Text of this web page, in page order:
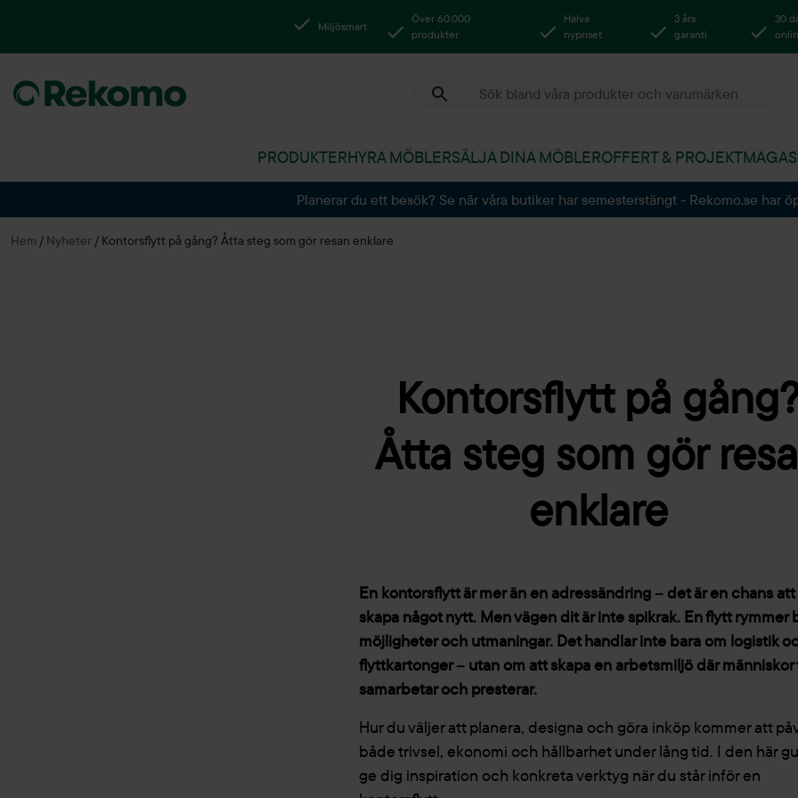
Miljösmart
Över 60.000
produkter
Halva
nypriset
3 års
garanti
30
PRODUKTERHYRA MÖBLERSÄLJA DINA MÖBLEROFFERT & PROJEKT
Planerar du ett besök? Se när våra butiker har semesterstängt - Rekomo.se har
Hem / Nyheter / Kontorsflytt på gång? Åtta steg som gör resan enklare
Kontorsflytt på
Åtta steg som gör
enklare
En kontorsflytt är mer än en adressändring – det är en chans att
skapa något nytt. Men vägen dit är inte spikrak. En flytt rymmer
möjligheter och utmaningar. Det handlar inte bara om logistik
flyttkartonger – utan om att skapa en arbetsmiljö där människor
samarbetar och presterar.
Hur du väljer att planera, designa och göra inköp kommer att
både trivsel, ekonomi och hållbarhet under lång tid. I den här
ge dig inspiration och konkreta verktyg när du står inför en